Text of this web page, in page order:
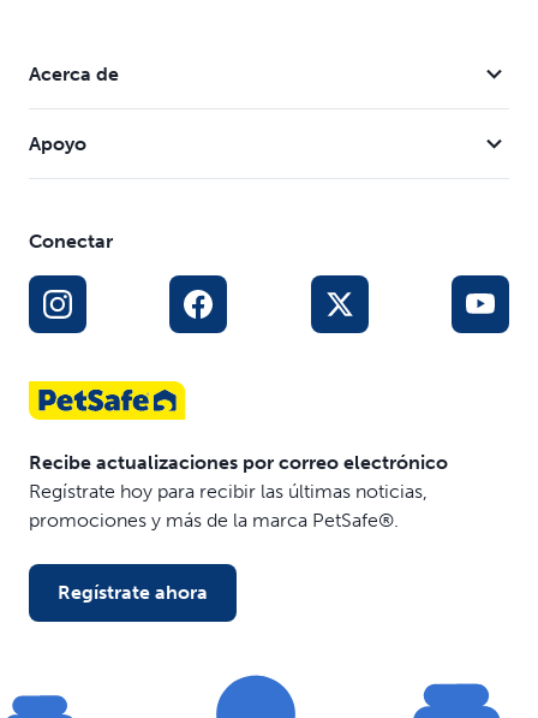
Acerca de
Apoyo
Conectar
Recibe actualizaciones por correo electrónico
Regístrate hoy para recibir las últimas noticias,
promociones y más de la marca PetSafe®.
Regístrate ahora